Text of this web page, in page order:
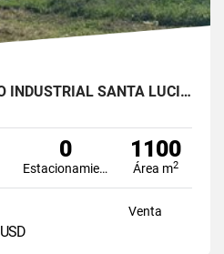
GALPON EN COMPLEJO INDUSTRIAL SANTA LUCIA YARACUY
0
Estacionamiento
1100
Área m2
Venta
USD